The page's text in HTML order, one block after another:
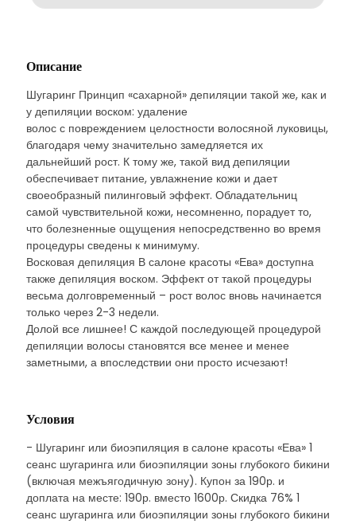
Описание
Шугаринг Принцип «сахарной» депиляции такой же, как и
у депиляции воском: удаление
волос с повреждением целостности волосяной луковицы,
благодаря чему значительно замедляется их
дальнейший рост. К тому же, такой вид депиляции
обеспечивает питание, увлажнение кожи и дает
своеобразный пилинговый эффект. Обладательниц
самой чувствительной кожи, несомненно, порадует то,
что болезненные ощущения непосредственно во время
процедуры сведены к минимуму.
Восковая депиляция В салоне красоты «Ева» доступна
также депиляция воском. Эффект от такой процедуры
весьма долговременный – рост волос вновь начинается
только через 2-3 недели.
Долой все лишнее! С каждой последующей процедурой
депиляции волосы становятся все менее и менее
заметными, а впоследствии они просто исчезают!
Условия
- Шугаринг или биоэпиляция в салоне красоты «Ева» 1
сеанс шугаринга или биоэпиляции зоны глубокого бикини
(включая межъягодичную зону). Купон за 190р. и
доплата на месте: 190р. вместо 1600р. Скидка 76% 1
сеанс шугаринга или биоэпиляции зоны глубокого бикини